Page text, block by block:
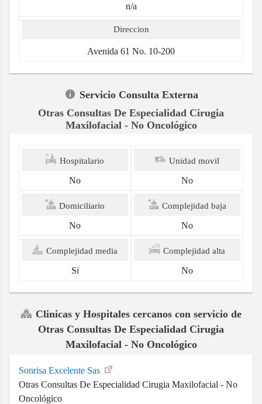
n/a
Direccion
Avenida 61 No. 10-200
Servicio Consulta Externa
Otras Consultas De Especialidad Cirugia
Maxilofacial - No Oncológico
Hospitalario
No
Unidad movil
No
Domiciliario
No
Complejidad baja
No
Complejidad media
Si
Complejidad alta
No
Clinicas y Hospitales cercanos con servicio de
Otras Consultas De Especialidad Cirugia
Maxilofacial - No Oncológico
Sonrisa Excelente Sas
Otras Consultas De Especialidad Cirugia Maxilofacial - No
Oncológico